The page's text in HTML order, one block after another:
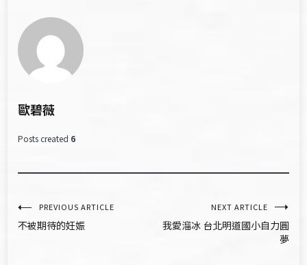
歐碧薇
Posts created 6
文
章
PREVIOUS ARTICLE
不被期待的妊娠
NEXT ARTICLE
我愛溜冰 台北明道國小自力圓
夢